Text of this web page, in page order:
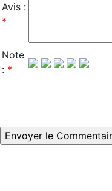
Avis :
*
Note
: *